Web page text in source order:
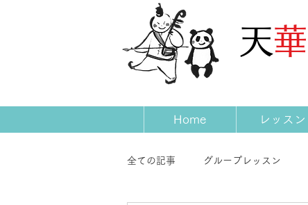
​天華
Home レッスン
全ての記事 グループレッスン